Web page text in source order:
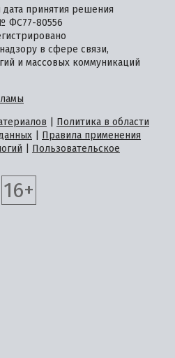
принятия решения
ФС77-80556
в сфере связи,
и массовых коммуникаций
Политика в области
Правила применения
Пользовательское
16+